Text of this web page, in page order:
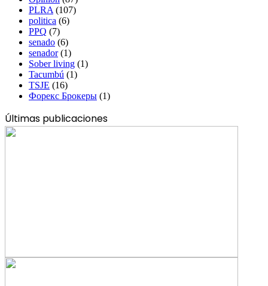
PLRA (107)
politica (6)
PPQ (7)
senado (6)
senador(1)
Sober living (1)
Tacumbú (1)
TSJE (16)
Форекс Брокеры (1)
Últimas publicaciones